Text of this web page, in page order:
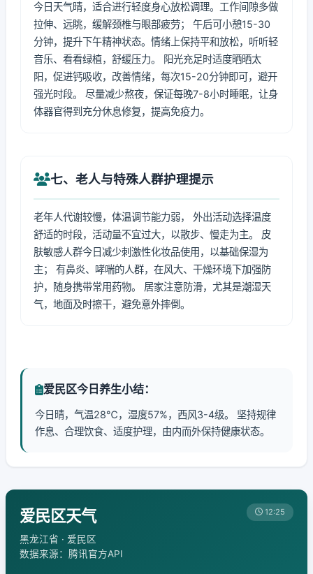
今日天气晴，适合进行轻度身心放松调理。工作间隙多做
拉伸、远眺，缓解颈椎与眼部疲劳； 午后可小憩15-30
分钟，提升下午精神状态。情绪上保持平和放松，听听轻
音乐、看看绿植，舒缓压力。 阳光充足时适度晒晒太
阳，促进钙吸收，改善情绪，每次15-20分钟即可，避开
强光时段。 尽量减少熬夜，保证每晚7-8小时睡眠，让身
体器官得到充分休息修复，提高免疫力。
七、老人与特殊人群护理提示
老年人代谢较慢，体温调节能力弱， 外出活动选择温度
舒适的时段，活动量不宜过大，以散步、慢走为主。 皮
肤敏感人群今日减少刺激性化妆品使用，以基础保湿为
主； 有鼻炎、哮喘的人群，在风大、干燥环境下加强防
护，随身携带常用药物。 居家注意防滑，尤其是潮湿天
气，地面及时擦干，避免意外摔倒。
爱民区今日养生小结：
今日晴，气温28℃，湿度57%，西风3-4级。 坚持规律
作息、合理饮食、适度护理，由内而外保持健康状态。
爱民区天气
黑龙江省 · 爱民区
数据来源：腾讯官方API
12:25